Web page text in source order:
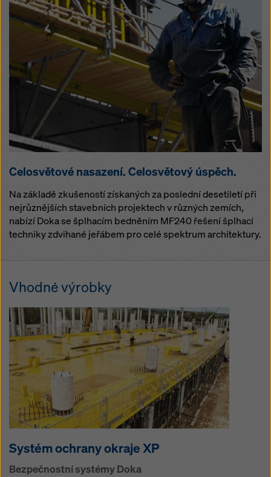
Celosvětové nasazení. Celosvětový úspěch.
Na základě zkušeností získaných za poslední desetiletí při
nejrůznějších stavebních projektech v různých zemích,
nabízí Doka se šplhacím bedněním MF240 řešení šplhací
techniky zdvihané jeřábem pro celé spektrum architektury.
Vhodné výrobky
Systém ochrany okraje XP
Bezpečnostní systémy Doka